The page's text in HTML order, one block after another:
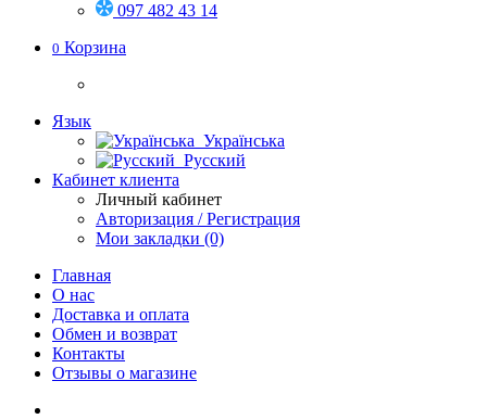
097 482 43 14
0 Корзина
Язык
Українська
Русский
Кабинет клиента
Личный кабинет
Авторизация / Регистрация
Мои закладки (0)
Главная
О нас
Доставка и оплата
Обмен и возврат
Контакты
Отзывы о магазине